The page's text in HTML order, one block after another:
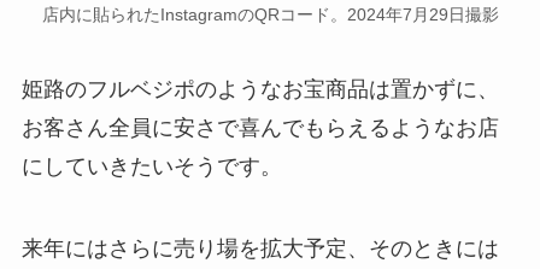
店内に貼られたInstagramのQRコード。2024年7月29日撮影
姫路のフルベジポのようなお宝商品は置かずに、
お客さん全員に安さで喜んでもらえるようなお店
にしていきたいそうです。
来年にはさらに売り場を拡大予定、そのときには